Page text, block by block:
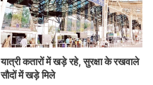
यात्री कतारों में खड़े रहे, सुरक्षा के रखवाले
सौदों में खड़े मिले